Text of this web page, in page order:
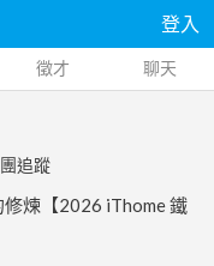
登入
徵才 聊天
追蹤
煉【2026 iThome 鐵